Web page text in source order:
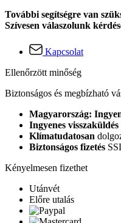
További segítségre van
Szívesen válaszolunk
Kapcsolat
Ellenőrzött minőség
Biztonságos és megbízható
Magyarország:
Ingyenes visszaküldés
Klímatudatosan
Biztonságos fizetés
Kényelmesen fizethet
Utánvét
Előre utalás